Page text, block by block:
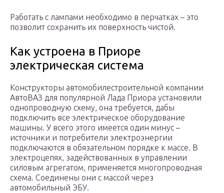
Работать с лампами необходимо в перчатках – это
позволит сохранить их поверхность чистой.
Как устроена в Приоре
электрическая система
Конструкторы автомобилестроительной компании
АвтоВАЗ для популярной Лада Приора установили
однопроводную схему, она требуется, дабы
подключить все электрическое оборудование
машины. У всего этого имеется один минус –
источники и потребители электроэнергии
подключаются в обязательном порядке к массе. В
электроцепях, задействованных в управлении
силовым агрегатом, применяется многопроводная
схема. Соединены они с массой через
автомобильный ЭБУ.